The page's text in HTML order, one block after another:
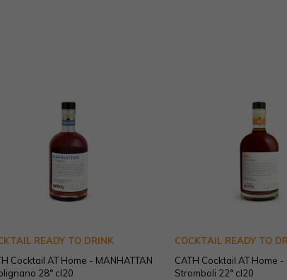
READY TO DRINK
Cocktail AT Home - MANHATTAN
28° cl20
COCKTAIL READY TO
CATH Cocktail AT Home -
Stromboli 22° cl20